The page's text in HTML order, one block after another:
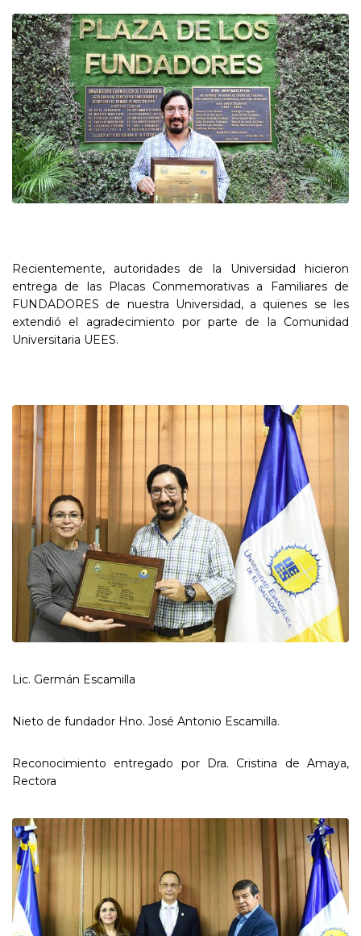
Recientemente, autoridades de la Universidad hicieron
entrega de las Placas Conmemorativas a Familiares de
FUNDADORES de nuestra Universidad, a quienes se les
extendió el agradecimiento por parte de la Comunidad
Universitaria UEES.
Lic. Germán Escamilla
Nieto de fundador Hno. José Antonio Escamilla.
Reconocimiento entregado por Dra. Cristina de Amaya,
Rectora